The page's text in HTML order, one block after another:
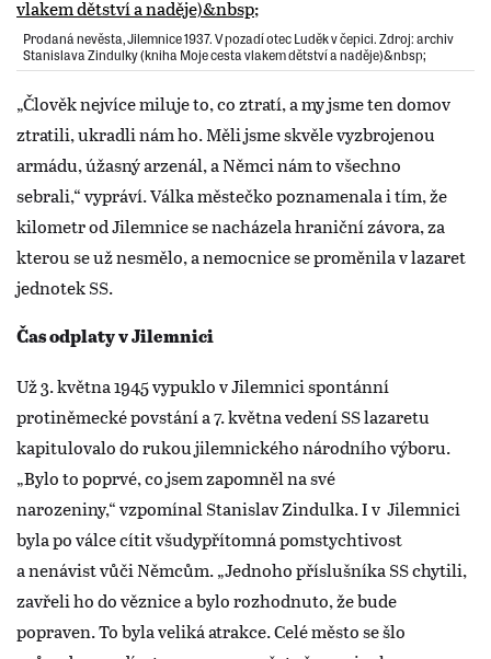
Prodaná nevěsta, Jilemnice 1937. V pozadí otec Luděk v čepici. Zdroj: archiv
Stanislava Zindulky (kniha Moje cesta vlakem dětství a naděje)&nbsp;
„Člověk nejvíce miluje to, co ztratí, a my jsme ten domov
ztratili, ukradli nám ho. Měli jsme skvěle vyzbrojenou
armádu, úžasný arzenál, a Němci nám to všechno
sebrali,“ vypráví. Válka městečko poznamenala i tím, že
kilometr od Jilemnice se nacházela hraniční závora, za
kterou se už nesmělo, a nemocnice se proměnila v lazaret
jednotek SS.
Čas odplaty v Jilemnici
Už 3. května 1945 vypuklo v Jilemnici spontánní
protiněmecké povstání a 7. května vedení SS lazaretu
kapitulovalo do rukou jilemnického národního výboru.
„Bylo to poprvé, co jsem zapomněl na své
narozeniny,“ vzpomínal Stanislav Zindulka. I v Jilemnici
byla po válce cítit všudypřítomná pomstychtivost
a nenávist vůči Němcům. „Jednoho příslušníka SS chytili,
zavřeli ho do věznice a bylo rozhodnuto, že bude
popraven. To byla veliká atrakce. Celé město se šlo